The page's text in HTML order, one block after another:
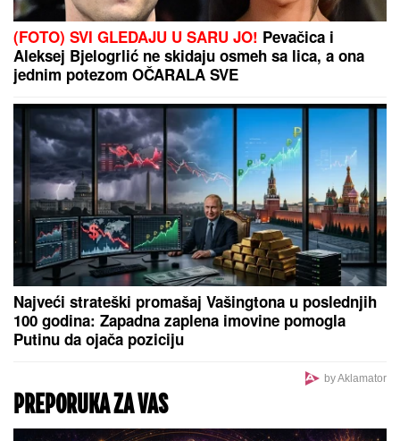
POBUNA U SAKSONIJI:
Desničari traže pad vlade,
Nemačka pred raspadom
ŽENI SE DEJAN STANKOVIĆ KRALJ!
Prelepa doktorka u raskošnoj
venčanici, on u odelu sa crvenom
kravatom: Ne skidaju osmeh pred
crkveno venčanje
"NE UMIRE SE ZA LJUDIMA KOJI SU PUCALI U
TEBE"Brutalno oglašavanje Jovane Jeremić 5 dana
nakon veridbe Dragana Stankovića: "Znali su šta
rade"